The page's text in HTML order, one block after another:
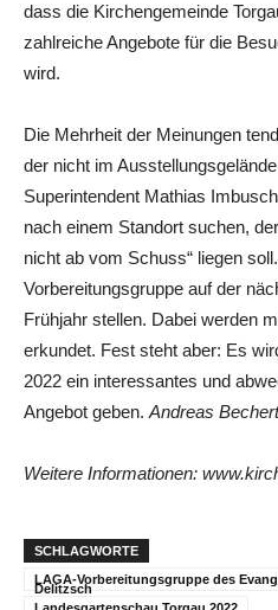
dass die Kirchengemeinde
zahlreiche Angebote für die
wird.
Die Mehrheit der Meinungen
der nicht im
Superintendent Mathias
nach einem Standort suchen,
nicht ab vom Schuss“ liegen
Vorbereitungsgruppe auf der
Frühjahr stellen. Dabei werden
erkundet. Fest steht aber: Es
2022 ein interessantes und
Angebot geben. Andreas Bechert
Weitere Informationen:
SCHLAGWORTE
LAGA-Vorbereitungsgruppe des
Delitzsch